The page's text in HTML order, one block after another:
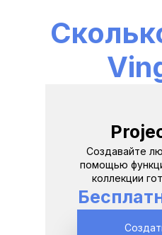
Создавайте
помощью
коллекции